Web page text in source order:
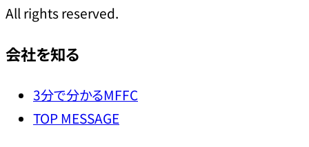
All rights reserved.
会社を知る
3分で分かるMFFC
TOP MESSAGE